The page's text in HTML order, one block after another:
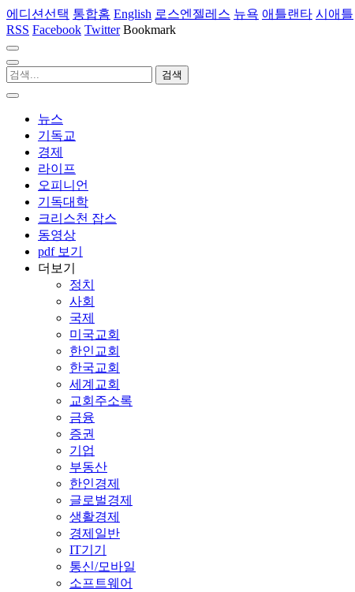
에디션선택 통합홈 English 로스엔젤레스 뉴욕 애틀랜타 시애틀
RSS Facebook Twitter Bookmark
뉴스
기독교
경제
라이프
오피니언
기독대학
크리스천 잡스
동영상
pdf 보기
더보기
정치
사회
국제
미국교회
한인교회
한국교회
세계교회
교회주소록
금융
증권
기업
부동산
한인경제
글로벌경제
생활경제
경제일반
IT기기
통신/모바일
소프트웨어